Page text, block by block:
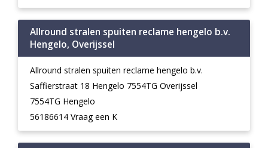
Allround stralen spuiten reclame hengelo b.v.
Hengelo, Overijssel
Allround stralen spuiten reclame hengelo b.v.
Saffierstraat 18 Hengelo 7554TG Overijssel
7554TG Hengelo
56186614 Vraag een K